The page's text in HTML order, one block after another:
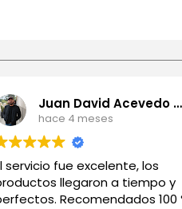
Juan David Acevedo Rios
hace 4 meses
servicio fue excelente, los
llegaron a tiempo y
Recomendados 100